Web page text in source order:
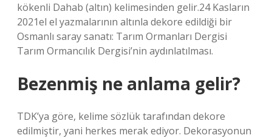
kökenli Dahab (altın) kelimesinden gelir.24 Kasların
2021el el yazmalarının altınla dekore edildiği bir
Osmanlı saray sanatı: Tarım Ormanları Dergisi
Tarım Ormancılık Dergisi’nin aydınlatılması.
Bezenmiş ne anlama gelir?
TDK’ya göre, kelime sözlük tarafından dekore
edilmiştir, yani herkes merak ediyor. Dekorasyonun